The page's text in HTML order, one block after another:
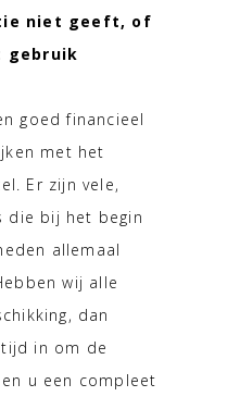
niet geeft, of
gebruik
goed financieel
met het
Er zijn vele,
die bij het begin
allemaal
wij alle
dan
in om de
u een compleet